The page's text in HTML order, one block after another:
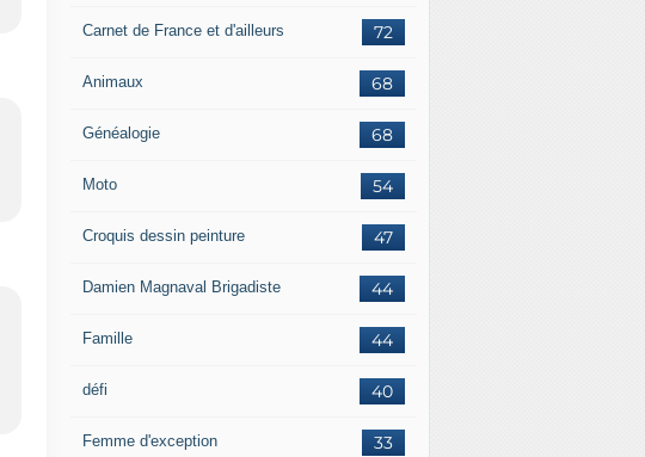
72
Carnet de France et d'ailleurs
68
Animaux
68
Généalogie
54
Moto
47
Croquis dessin peinture
44
Damien Magnaval Brigadiste
44
Famille
40
défi
33
Femme d'exception